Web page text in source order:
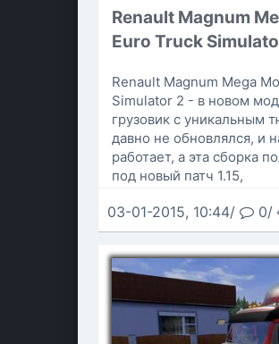
Renault Magnum
Euro Truck
Renault Magnum Mega
Simulator 2 - в новом
грузовик с уникальным
давно не обновлялся, и
работает, а эта сборка
под новый патч 1.15,
03-01-2015, 10:44/ 0/